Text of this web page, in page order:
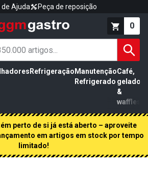
Ajuda Peça de reposição
0
Refrigeração Manutenção
Refrigerado
Café,
gelados
&
waffles
perto de si já está aberto – aproveite
em artigos em stock por tempo
limitado!